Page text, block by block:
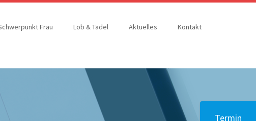
Frau Lob & Tadel Aktuelles Kontakt
Termin